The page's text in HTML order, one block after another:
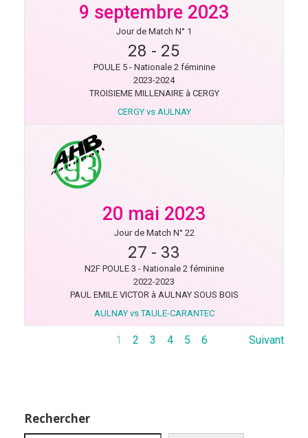
9 septembre 2023
Jour de Match N° 1
28 - 25
POULE 5 - Nationale 2 féminine
2023-2024
TROISIEME MILLENAIRE à CERGY
CERGY vs AULNAY
20 mai 2023
Jour de Match N° 22
27 - 33
N2F POULE 3 - Nationale 2 féminine
2022-2023
PAUL EMILE VICTOR à AULNAY SOUS BOIS
AULNAY vs TAULE-CARANTEC
1 2 3 4 5 6 Suivant
Rechercher